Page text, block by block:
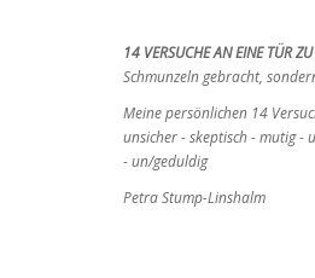
14 VERSUCHE AN EINE TÜR
Schmunzeln gebracht,
Meine persönlichen 14
unsicher - skeptisch - mutig -
- un/geduldig
Petra Stump-Linshalm